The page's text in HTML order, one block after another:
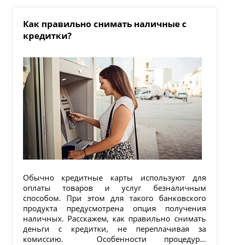
Как правильно снимать наличные с
кредитки?
Обычно кредитные карты используют для
оплаты товаров и услуг безналичным
способом. При этом для такого банковского
продукта предусмотрена опция получения
наличных. Расскажем, как правильно снимать
деньги с кредитки, не переплачивая за
комиссию. Особенности процедуры